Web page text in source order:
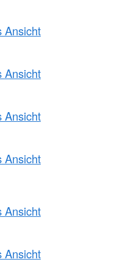
Ansicht
Ansicht
Ansicht
Ansicht
Ansicht
Ansicht